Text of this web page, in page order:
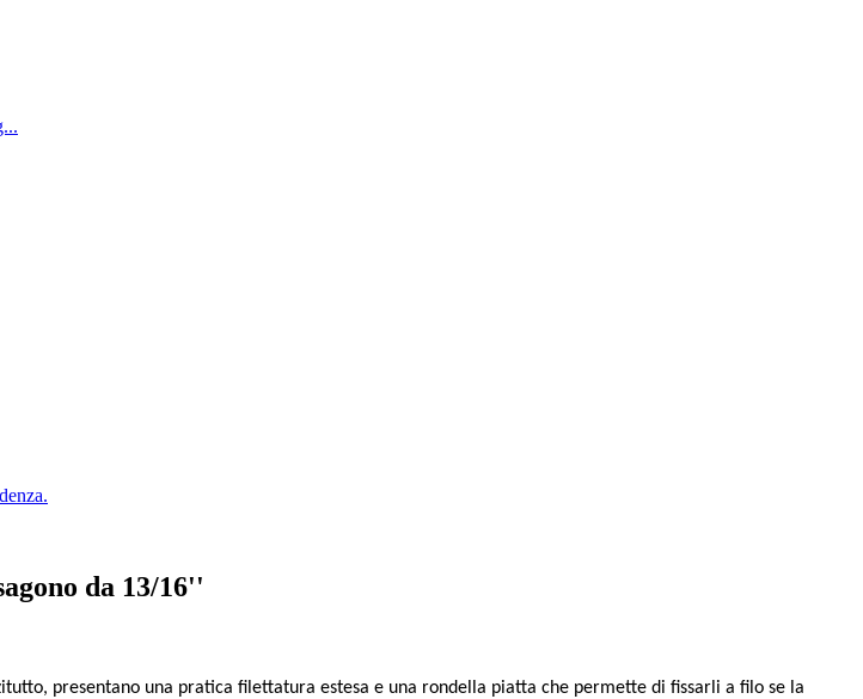
da 13/16''
presentano una pratica filettatura estesa e una rondella piatta che permette di fissarli a filo se la